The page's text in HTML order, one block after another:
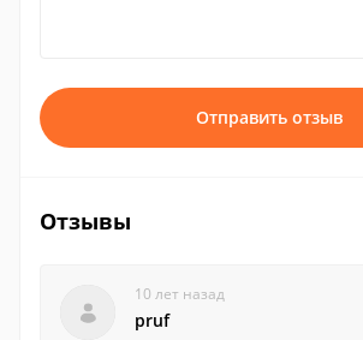
Отправить отзыв
Отзывы
10 лет назад
pruf